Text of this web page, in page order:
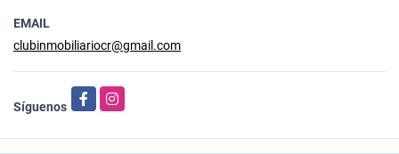
EMAIL
clubinmobiliariocr@gmail.com
Síguenos
FacebookInstagram